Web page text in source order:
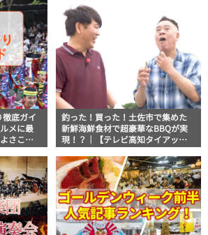
徹底ガイ
メに最
さこい
釣った！買った！土佐市で集めた
新鮮海鮮食材で超豪華なBBQが実
現！？｜【テレビ高知タイアップ
く！